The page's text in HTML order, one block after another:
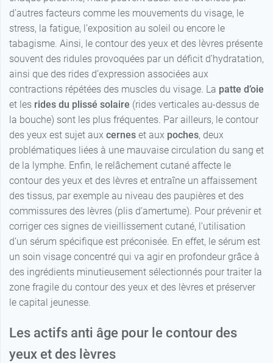
d’autres facteurs comme les mouvements du visage, le
stress, la fatigue, l’exposition au soleil ou encore le
tabagisme. Ainsi, le contour des yeux et des lèvres présente
souvent des ridules provoquées par un déficit d’hydratation,
ainsi que des rides d’expression associées aux
contractions répétées des muscles du visage. La patte d’oie
et les rides du plissé solaire (rides verticales au-dessus de
la bouche) sont les plus fréquentes. Par ailleurs, le contour
des yeux est sujet aux cernes et aux poches, deux
problématiques liées à une mauvaise circulation du sang et
de la lymphe. Enfin, le relâchement cutané affecte le
contour des yeux et des lèvres et entraîne un affaissement
des tissus, par exemple au niveau des paupières et des
commissures des lèvres (plis d’amertume). Pour prévenir et
corriger ces signes de vieillissement cutané, l’utilisation
d’un sérum spécifique est préconisée. En effet, le sérum est
un soin visage concentré qui va agir en profondeur grâce à
des ingrédients minutieusement sélectionnés pour traiter la
zone fragile du contour des yeux et des lèvres et préserver
le capital jeunesse.
Les actifs anti âge pour le contour des
yeux et des lèvres